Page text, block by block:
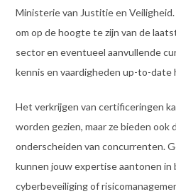
Ministerie van Justitie en
om op de hoogte te zijn van de
sector en eventueel aanvullende
kennis en vaardigheden up-to-date
Het verkrijgen van certificeringen
worden gezien, maar ze bieden ook
onderscheiden van concurrenten.
kunnen jouw expertise aantonen in
cyberbeveiliging of